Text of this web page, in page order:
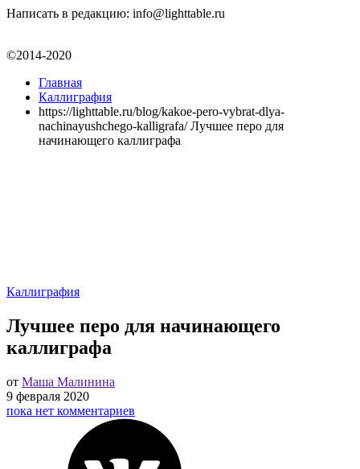
Написать в редакцию: info@lighttable.ru
©2014-2020
Главная
Каллиграфия
https://lighttable.ru/blog/kakoe-pero-vybrat-dlya-
nachinayushchego-kalligrafa/ Лучшее перо для
начинающего каллиграфа
Каллиграфия
Лучшее перо для начинающего
каллиграфа
от Маша Малинина
9 февраля 2020
пока нет комментариев